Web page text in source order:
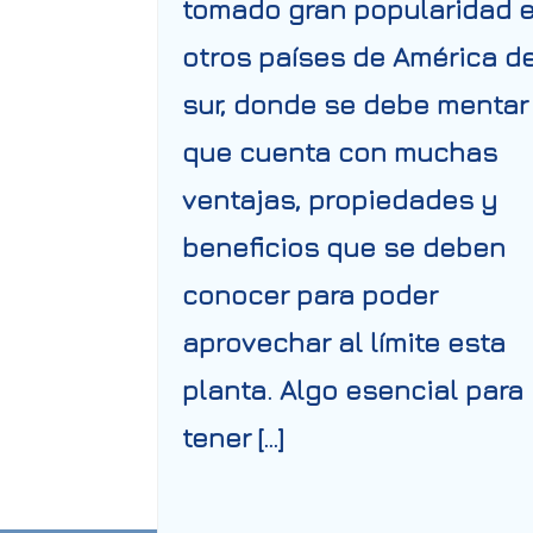
tomado gran popularidad
otros países de América
sur, donde se debe mentar
que cuenta con muchas
ventajas, propiedades y
beneficios que se deben
conocer para poder
aprovechar al límite esta
planta. Algo esencial para
tener […]